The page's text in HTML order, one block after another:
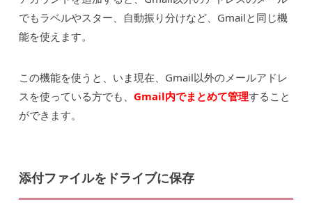
でもラベルやスター、自動振り分けなど、Gmailと同じ機
能を使えます。
この機能を使うと、いま現在、Gmail以外のメールアドレ
スを使っている方でも、 Gmail内でまとめて管理すること
ができます。
添付ファイルをドライブに保存